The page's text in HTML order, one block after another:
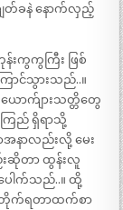
တ်ခနဲ နောက်လှည့်
ကွကွကြီး ဖြစ်
ာင်သွားသည်..။
ောက်ျားသတ္တိတွေ
ြည် ရှိရာသို့
နာလည်းလို့ မေး
းဆိုတာ ထွန်းလူ
ေါက်သည်..။ ထို့
တိုက်ရတာထက်စာ